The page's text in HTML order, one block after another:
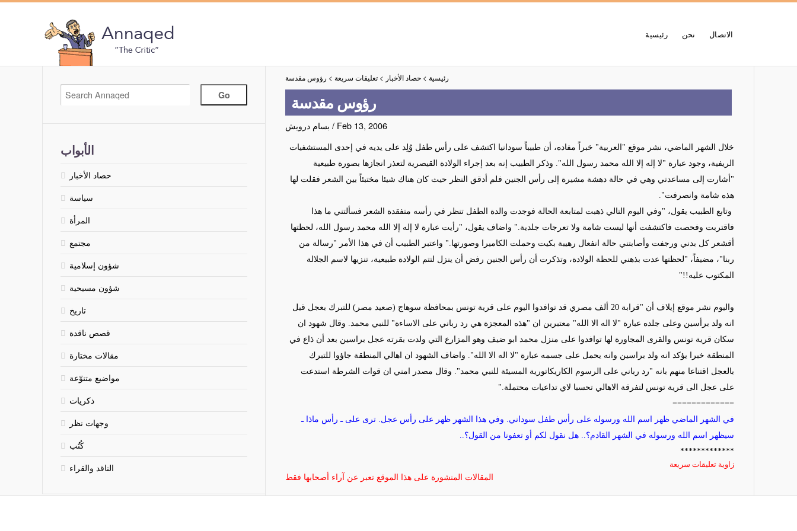
رئيسية نحن الاتصال
الأبواب
حصاد الأخبار
سياسة
المرأة
مجتمع
شؤون إسلامية
شؤون مسيحية
تاريخ
قصص ناقدة
مقالات مختارة
مواضيع متنوّعة
ذكريات
وجهات نظر
كُتُب
الناقد والقراء
رئيسية >حصاد الأخبار >تعليقات سريعة > رؤوس مقدسة
رؤوس مقدسة
بسام درويش / Feb 13, 2006
خلال الشهر الماضي، نشر موقع "العربية" خبراً مفاده، أن طبيباً سودانيا اكتشف على رأس طفل وُلِد على يديه في إحدى المستشفيات
الريفية، وجود عبارة "لا إله إلا الله محمد رسول الله". وذكر الطبيب إنه بعد إجراء الولادة القيصرية لتعذر انجازها بصورة طبيعية
"أشارت إلى مساعدتي وهي في حالة دهشة مشيرة إلى رأس الجنين فلم أدقق النظر حيث كان هناك شيئا مختبئاً بين الشعر فقلت لها
هذه شامة وانصرفت".
وتابع الطبيب يقول، "وفي اليوم التالي ذهبت لمتابعة الحالة فوجدت والدة الطفل تنظر في رأسه متفقدة الشعر فسألتني ما هذا
فاقتربت وفحصت فاكتشفت أنها ليست شامة ولا تعرجات جلدية ." واضاف يقول، "رأيت عبارة لا إله إلا الله محمد رسول الله، لحظتها
أقشعر كل بدني ورجفت وأصابتني حالة انفعال رهيبة بكيت وحملت الكاميرا وصورتها ." واعتبر الطبيب أن في هذا الأمر "رسالة من
ربنا"، مضيفاً، "لحظتها عدت بذهني للحظة الولادة، وتذكرت أن رأس الجنين رفض أن ينزل لتتم الولادة طبيعية، تنزيها لاسم الجلالة
المكتوب عليه!!"
واليوم نشر موقع إيلاف أن "قرابة 20 ألف مصري قد توافدوا اليوم على قرية تونس بمحافظة سوهاج (صعيد مصر) للتبرك بعجل قيل
انه ولد برأسين وعلى جلده عبارة "لا اله الا الله" معتبرين ان "هذه المعجزة هي رد رباني على الاساءة" للنبي محمد. وقال شهود ان
سكان قرية تونس والقرى المجاورة لها توافدوا على منزل محمد ابو ضيف وهو المزارع التي ولدت بقرته عجل براسين بعد أن ذاع في
المنطقة خبرا يؤكد انه ولد براسين وانه يحمل على جسمه عبارة "لا اله الا الله". واضاف الشهود ان اهالي المنطقة جاؤوا للتبرك
بالعجل اقتناعا منهم بانه "رد رباني على الرسوم الكاريكاتورية المسيئة للنبي محمد". وقال مصدر امني ان قوات الشرطة استدعت
على عجل الى قرية تونس لتفرقة الاهالي تحسبا لاي تداعيات محتملة. "
=============
في الشهر الماضي ظهر اسم الله ورسوله على رأس طفل سوداني. وفي هذا الشهر ظهر على رأس عجل. ترى على ـ رأس ماذا ـ
سيظهر اسم الله ورسوله في الشهر القادم؟.. هل نقول لكم أو تعفونا من القول؟..
*************
زاوية تعليقات سريعة
المقالات المنشورة على هذا الموقع تعبر عن آراء أصحابها فقط